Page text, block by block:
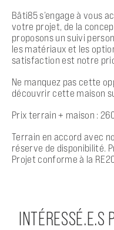
Bâti85 s’engage à vous
votre projet, de la
proposons un suivi
les matériaux et les
satisfaction est notre
Ne manquez pas cette
découvrir cette maison
Prix terrain + maison :
Terrain en accord avec
réserve de disponibilité.
Projet conforme à la
INTÉRESSÉ.E.S